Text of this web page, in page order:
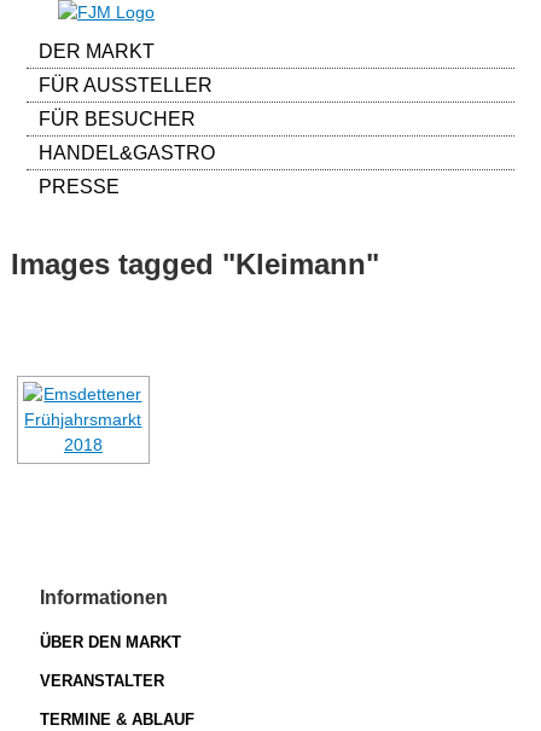
DER MARKT
FÜR AUSSTELLER
FÜR BESUCHER
HANDEL&GASTRO
PRESSE
Images tagged "Kleimann"
Informationen
ÜBER DEN MARKT
VERANSTALTER
TERMINE & ABLAUF